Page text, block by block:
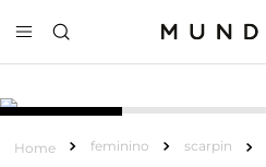
feminino scarpin